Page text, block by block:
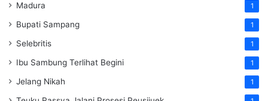
Madura 1
Bupati Sampang 1
Selebritis 1
Ibu Sambung Terlihat Begini 1
Jelang Nikah 1